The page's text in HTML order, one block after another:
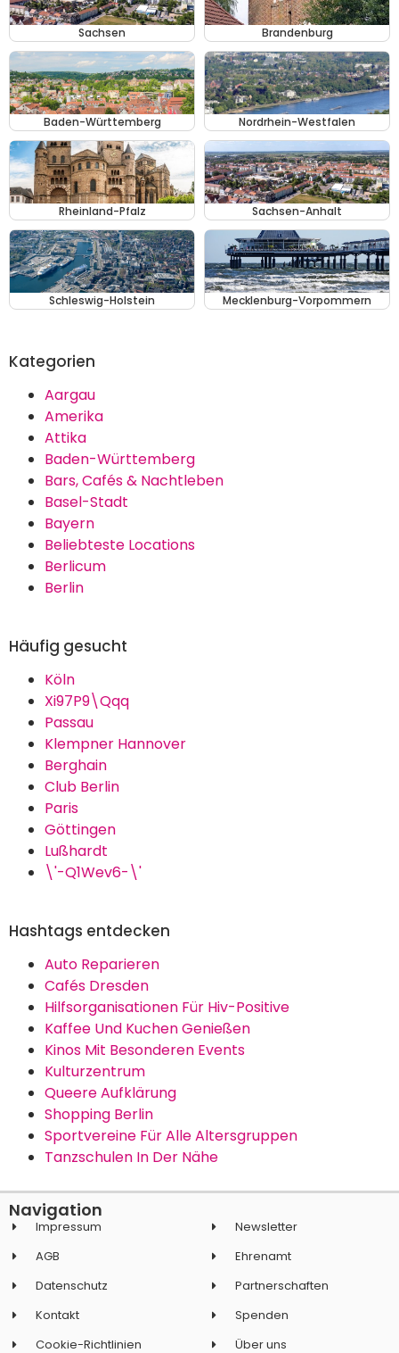
Sachsen Brandenburg
Baden-Württemberg Nordrhein-Westfalen
Rheinland-Pfalz Sachsen-Anhalt
Schleswig-Holstein Mecklenburg-Vorpommern
Kategorien
Aargau
Amerika
Attika
Baden-Württemberg
Bars, Cafés & Nachtleben
Basel-Stadt
Bayern
Beliebteste Locations
Berlicum
Berlin
Häufig gesucht
Köln
Xi97P9\Qqq
Passau
Klempner Hannover
Berghain
Club Berlin
Paris
Göttingen
Lußhardt
\'-Q1Wev6-\'
Hashtags entdecken
Auto Reparieren
Cafés Dresden
Hilfsorganisationen Für Hiv-Positive
Kaffee Und Kuchen Genießen
Kinos Mit Besonderen Events
Kulturzentrum
Queere Aufklärung
Shopping Berlin
Sportvereine Für Alle Altersgruppen
Tanzschulen In Der Nähe
Navigation
Impressum
AGB
Datenschutz
Kontakt
Cookie-Richtlinien
Newsletter
Ehrenamt
Partnerschaften
Spenden
Über uns